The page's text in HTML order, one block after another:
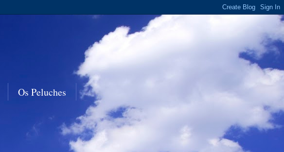
Os Peluches